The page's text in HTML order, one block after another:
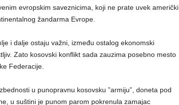
evropskim saveznicima, koji ne prate uvek američki
žandarma Evrope.
i dalje ostaju važni, između ostalog ekonomski
Zato kosovski konflikt sada zauzima posebno mesto
Federacije.
u punopravnu kosovsku ”armiju”, doneta pod
u suštini je punom parom pokrenula zamajac